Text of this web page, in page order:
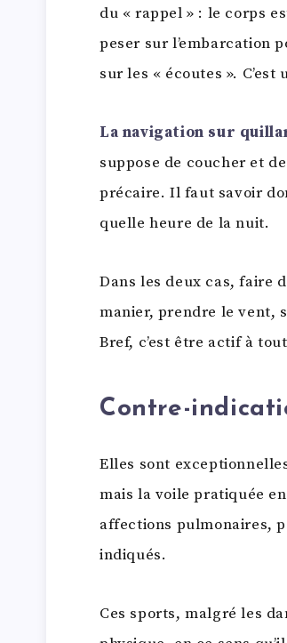
du « rappel » : le corps
peser sur l’embarcation
sur les « écoutes ».
La navigation sur
suppose de coucher et
précaire. Il faut savoir
quelle heure de la nuit.
Dans les deux cas, faire
manier, prendre le vent,
Bref, c’est être actif à
Contre-
Elles sont
mais la voile pratiquée
affections pulmonaires,
indiqués.
Ces sports, malgré les